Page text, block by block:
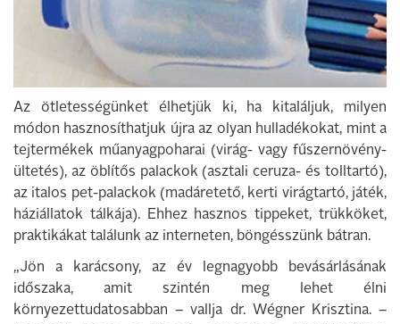
Az ötletességünket élhetjük ki, ha kitaláljuk, milyen
módon hasznosíthatjuk újra az olyan hulladékokat, mint a
tejtermékek műanyagpoharai (virág- vagy fűszernövény-
ültetés), az öblítős palackok (asztali ceruza- és tolltartó),
az italos pet-palackok (madáretető, kerti virágtartó, játék,
háziállatok tálkája). Ehhez hasznos tippeket, trükköket,
praktikákat találunk az interneten, böngésszünk bátran.
„Jön a karácsony, az év legnagyobb bevásárlásának
időszaka, amit szintén meg lehet élni
környezettudatosabban – vallja dr. Wégner Krisztina. –